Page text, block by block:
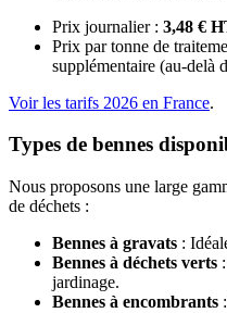
Prix journalier : 3,48 €
Prix par tonne de
supplémentaire (au-delà
Voir les tarifs 2026 en France.
Types de bennes
Nous proposons une large
de déchets :
Bennes à gravats :
Bennes à déchets verts
jardinage.
Bennes à encombrants